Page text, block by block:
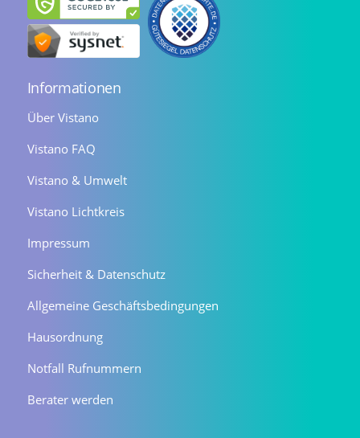
Informationen
Über Vistano
Vistano FAQ
Vistano & Umwelt
Vistano Lichtkreis
Impressum
Sicherheit & Datenschutz
Allgemeine Geschäftsbedingungen
Hausordnung
Notfall Rufnummern
Berater werden